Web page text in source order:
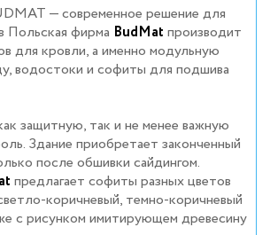
— современное решение для
Польская фирма BudMat производит
для кровли, а именно модульную
водостоки и софиты для подшива
защитную, так и не менее важную
Здание приобретает законченный
после обшивки сайдингом.
предлагает софиты разных цветов
коричневый, темно-коричневый
с рисунком имитирующем древесину